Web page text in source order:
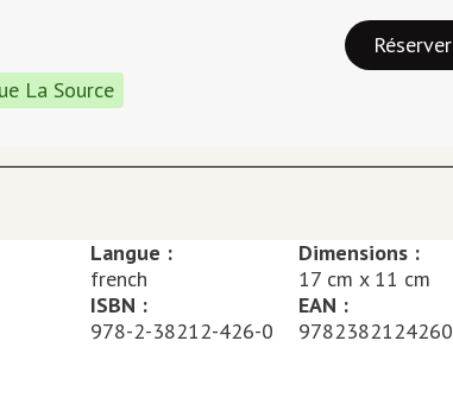
La Source
Réserver
Langue :
french
Dimensions :
17 cm x 11 cm
ISBN :
978-2-38212-426-0
EAN :
9782382124260